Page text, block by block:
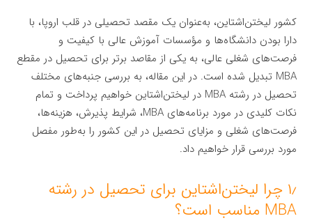
کشور لیختن‌اشتاین، به‌عنوان یک مقصد تحصیلی در قلب اروپا، با
دارا بودن دانشگاه‌ها و مؤسسات آموزش عالی با کیفیت و
فرصت‌های شغلی عالی، به یکی از مقاصد برتر برای تحصیل در مقطع
MBA تبدیل شده است. در این مقاله، به بررسی جنبه‌های مختلف
تحصیل در رشته MBA در لیختن‌اشتاین خواهیم پرداخت و تمام
نکات کلیدی در مورد برنامه‌های MBA، شرایط پذیرش، هزینه‌ها،
فرصت‌های شغلی و مزایای تحصیل در این کشور را به‌طور مفصل
مورد بررسی قرار خواهیم داد.
۱٫ چرا لیختن‌اشتاین برای تحصیل در رشته
MBA مناسب است؟